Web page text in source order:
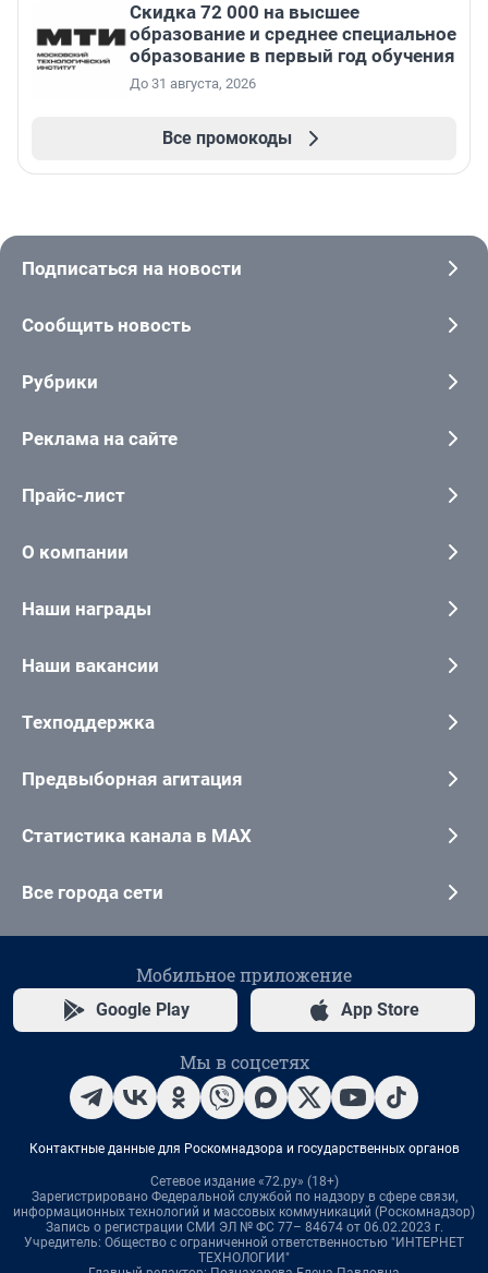
Скидка 72 000 на высшее
образование и среднее специальное
образование в первый год обучения
До 31 августа, 2026
Все промокоды
Подписаться на новости
Сообщить новость
Рубрики
Реклама на сайте
Прайс-лист
О компании
Наши награды
Наши вакансии
Техподдержка
Предвыборная агитация
Статистика канала в MAX
Все города сети
Мобильное приложение
Google Play App Store
Мы в соцсетях
Контактные данные для Роскомнадзора и государственных органов
Сетевое издание «72.ру» (18+)
Зарегистрировано Федеральной службой по надзору в сфере связи,
информационных технологий и массовых коммуникаций (Роскомнадзор)
Запись о регистрации СМИ ЭЛ № ФС 77– 84674 от 06.02.2023 г.
Учредитель: Общество с ограниченной ответственностью "ИНТЕРНЕТ
ТЕХНОЛОГИИ"